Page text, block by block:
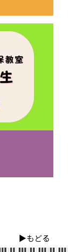
▶︎もどる